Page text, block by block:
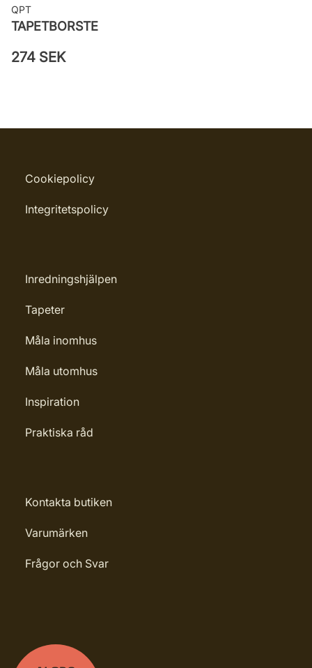
QPT
TAPETBORSTE
274 SEK
Cookiepolicy
Integritetspolicy
Inredningshjälpen
Tapeter
Måla inomhus
Måla utomhus
Inspiration
Praktiska råd
Kontakta butiken
Varumärken
Frågor och Svar